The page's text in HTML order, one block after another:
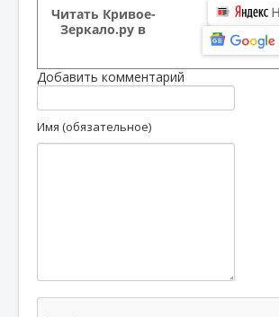
Читать Кривое-
Зеркало.ру в
Добавить комментарий
Имя (обязательное)